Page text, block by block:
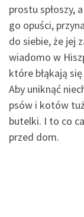
prostu spłoszy,
go opuści,
do siebie, że jej
wiadomo w
które błąkają
Aby uniknąć
psów i kotów
butelki. I to co
przed dom.